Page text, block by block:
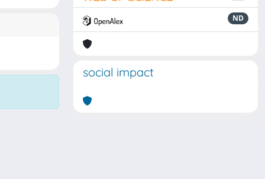
ND
social impact